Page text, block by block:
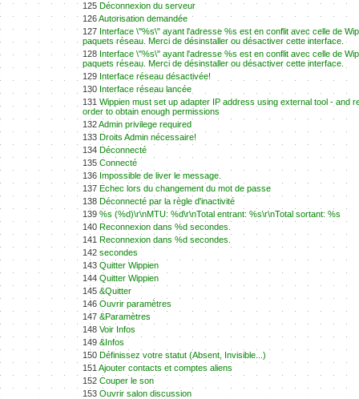
125 Déconnexion du serveur
126Autorisation demandée
127 Interface \"%s\" ayant l'adresse %s est en conflit avec celle de
paquets réseau. Merci de désinstaller ou désactiver cette interface.
128 Interface \"%s\" ayant l'adresse %s est en conflit avec celle de
paquets réseau. Merci de désinstaller ou désactiver cette interface.
129 Interface réseau désactivée!
130 Interface réseau lancée
131 Wippien must set up adapter IP address using external tool - and
order to obtain enough permissions
132Admin privilege required
133 Droits Admin nécessaire!
134 Déconnecté
135 Connecté
136 Impossible de liver le message.
137 Echec lors du changement du mot de passe
138 Déconnecté par la règle d'inactivité
139 %s (%d)\r\nMTU: %d\r\nTotal entrant: %s\r\nTotal sortant: %s
140 Reconnexion dans %d secondes.
141 Reconnexion dans %d secondes.
142 secondes
143 Quitter Wippien
144 Quitter Wippien
145 &Quitter
146 Ouvrir paramètres
147 &Paramètres
148 Voir Infos
149 &Infos
150 Définissez votre statut (Absent, Invisible...)
151 Ajouter contacts et comptes aliens
152 Couper le son
153 Ouvrir salon discussion